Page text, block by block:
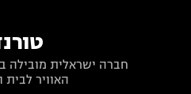
חברה ישראלית מובילה
האוויר לבית